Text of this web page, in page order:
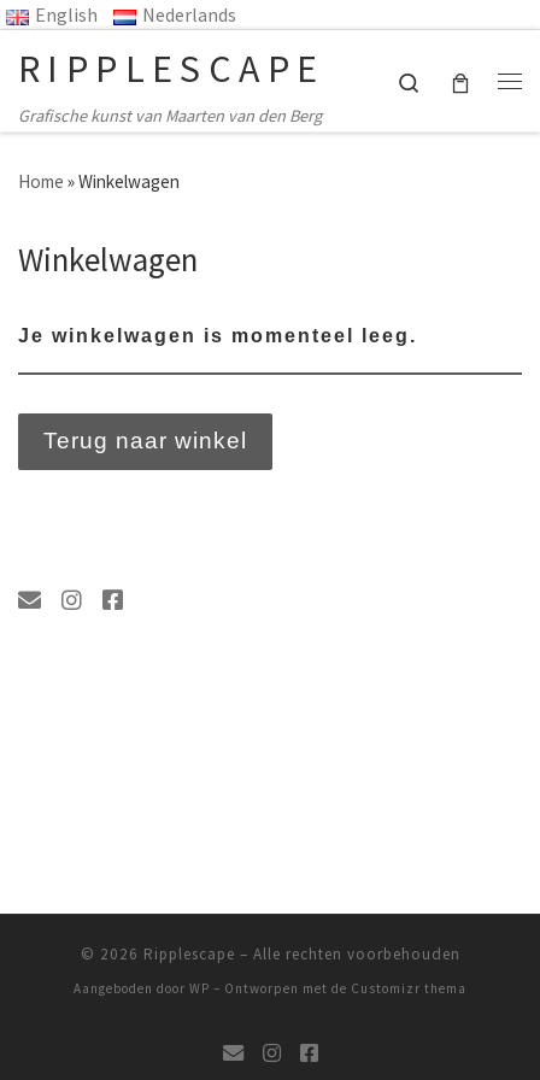
Ga naar inhoud
English Nederlands
RIPPLESCAPE
Grafische kunst van Maarten van den Berg
Search
Home »Winkelwagen
Winkelwagen
Je winkelwagen is momenteel leeg.
Terug naar winkel
© 2026 Ripplescape – Alle rechten voorbehouden
Aangeboden door WP – Ontworpen met de Customizr thema